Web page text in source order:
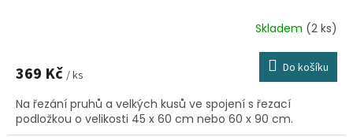
je
z
5
Skladem (2 ks)
369 Kč / ks Do košíku
Na řezání pruhů a velkých kusů ve spojení s řezací
podložkou o velikosti 45 x 60 cm nebo 60 x 90 cm.